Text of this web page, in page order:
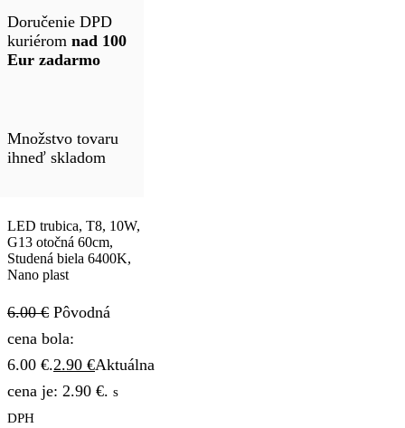
Doručenie DPD
kuriérom nad 100
Eur zadarmo
Množstvo tovaru
ihneď skladom
LED trubica, T8, 10W,
G13 otočná 60cm,
Studená biela 6400K,
Nano plast
6.00€ Pôvodná
cena bola:
6.00 €.2.90 €Aktuálna
cena je: 2.90 €. s
DPH